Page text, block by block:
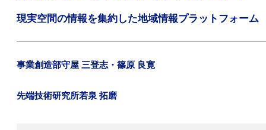
現実空間の情報を集約した地域情報プラットフォーム
事業創造部守屋 三登志・篠原 良寛
先端技術研究所若泉 拓磨